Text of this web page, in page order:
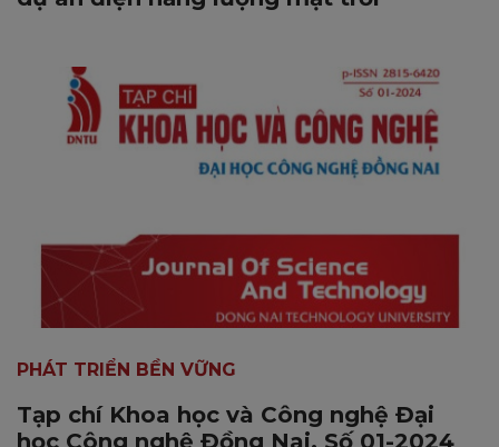
PHÁT TRIỂN BỀN VỮNG
Tạp chí Khoa học và Công nghệ Đại